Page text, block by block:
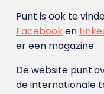
Punt is ook te
Facebooken
er een magazine.
De website
de internationale